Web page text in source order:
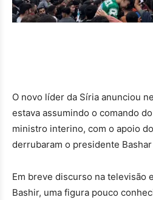
O novo líder da Síria anunciou
estava assumindo o comando
ministro interino, com o apoio
derrubaram o presidente
Em breve discurso na televisão
Bashir, uma figura pouco